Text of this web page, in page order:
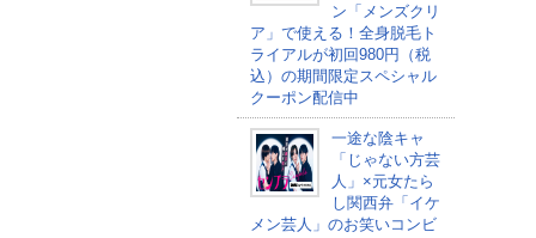
ン「メンズクリ
ア」で使える！全身脱毛ト
ライアルが初回980円（税
込）の期間限定スペシャル
クーポン配信中
一途な陰キャ
「じゃない方芸
人」×元女たら
し関西弁「イケ
メン芸人」のお笑いコンビ